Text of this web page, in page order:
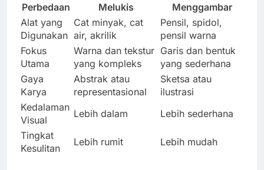
Perbedaan Melukis
Menggambar
Alat yang
Digunakan
Cat minyak, cat
air, akrilik
Pensil, spidol,
pensil warna
Fokus
Utama
Warna dan tekstur
yang kompleks
Garis dan bentuk
yang sederhana
Gaya
Karya
Abstrak atau
representasional
Sketsa atau
ilustrasi
Kedalaman
Visual
Lebih dalam
Lebih sederhana
Tingkat
Kesulitan
Lebih rumit Lebih mudah